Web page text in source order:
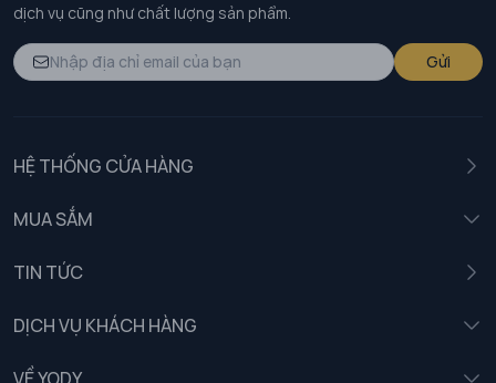
dịch vụ cũng như chất lượng sản phẩm.
Gửi
HỆ THỐNG CỬA HÀNG
MUA SẮM
TIN TỨC
DỊCH VỤ KHÁCH HÀNG
Chính sách khách hàng thân thiết